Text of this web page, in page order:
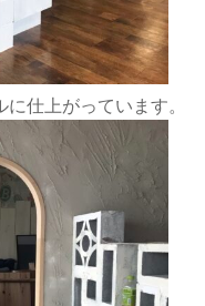
仕上がっています。